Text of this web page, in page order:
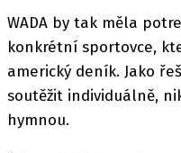
WADA by tak měla
konkrétní sportovce,
americký deník. Jako
soutěžit individuálně,
hymnou.